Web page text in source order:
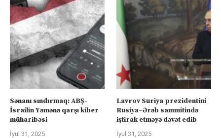
Sənanı sındırmaq: ABŞ-
İsrailin Yəmənə qarşı kiber
müharibəsi
İyul 31, 2025
Lavrov Suriya prezidentini
Rusiya–Ərəb sammitində
iştirak etməyə dəvət edib
İyul 31, 2025